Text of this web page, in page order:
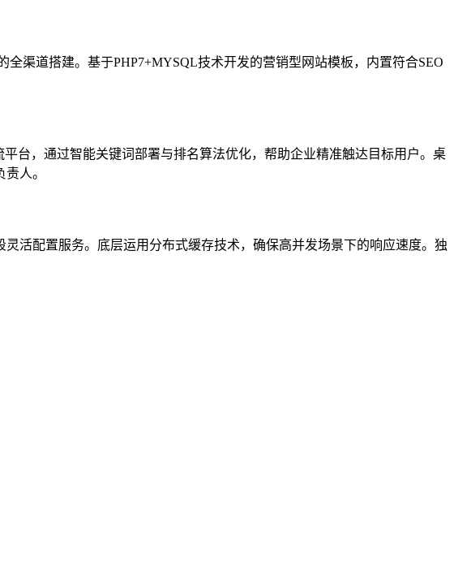
渠道搭建。基于PHP7+MYSQL技术开发的营销型网站模板，内置符合SEO
台，通过智能关键词部署与排名算法优化，帮助企业精准触达目标用户。桌
人。
活配置服务。底层运用分布式缓存技术，确保高并发场景下的响应速度。独